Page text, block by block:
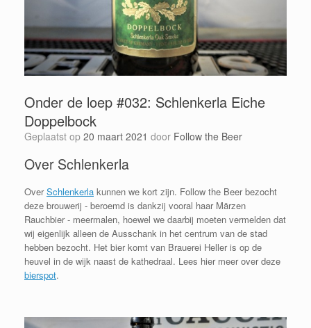
Onder de loep #032: Schlenkerla Eiche
Doppelbock
Geplaatst op 20 maart 2021 door Follow the Beer
Over Schlenkerla
OverSchlenkerla kunnen we kort zijn. Follow the Beer bezocht
deze brouwerij - beroemd is dankzij vooral haar Märzen
Rauchbier - meermalen, hoewel we daarbij moeten vermelden dat
wij eigenlijk alleen de Ausschank in het centrum van de stad
hebben bezocht. Het bier komt van Brauerei Heller is op de
heuvel in de wijk naast de kathedraal. Lees hier meer over deze
bierspot.